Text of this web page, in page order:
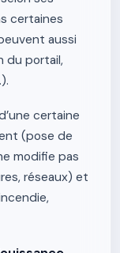
certaines
aussi
du portail,
certaine
(pose de
modifie pas
réseaux) et